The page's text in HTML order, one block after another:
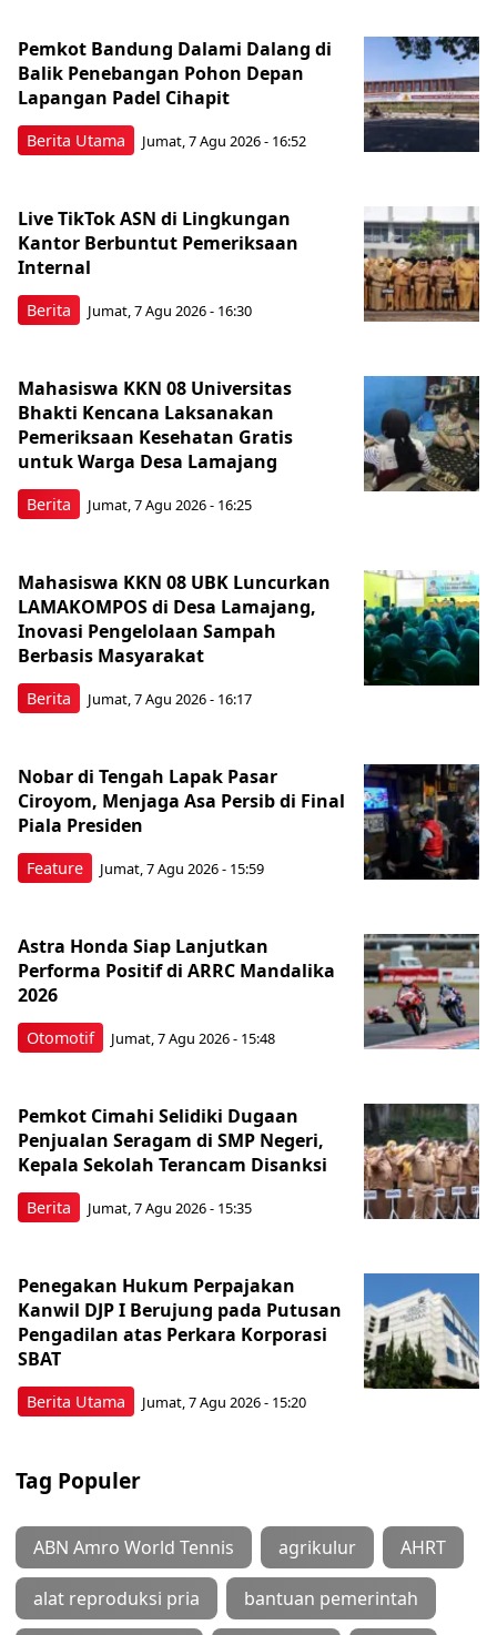
Berita Utama
Pemkot Bandung Dalami Dalang di
Balik Penebangan Pohon Depan
Lapangan Padel Cihapit
Jumat, 7 Agu 2026 - 16:52
Berita
Live TikTok ASN di Lingkungan
Kantor Berbuntut Pemeriksaan
Internal
Jumat, 7 Agu 2026 - 16:30
Berita
Mahasiswa KKN 08 Universitas
Bhakti Kencana Laksanakan
Pemeriksaan Kesehatan Gratis
untuk Warga Desa Lamajang
Jumat, 7 Agu 2026 - 16:25
Berita
Mahasiswa KKN 08 UBK Luncurkan
LAMAKOMPOS di Desa Lamajang,
Inovasi Pengelolaan Sampah
Berbasis Masyarakat
Jumat, 7 Agu 2026 - 16:17
Feature
Nobar di Tengah Lapak Pasar
Ciroyom, Menjaga Asa Persib di Final
Piala Presiden
Jumat, 7 Agu 2026 - 15:59
Otomotif
Astra Honda Siap Lanjutkan
Performa Positif di ARRC Mandalika
2026
Jumat, 7 Agu 2026 - 15:48
Berita
Pemkot Cimahi Selidiki Dugaan
Penjualan Seragam di SMP Negeri,
Kepala Sekolah Terancam Disanksi
Jumat, 7 Agu 2026 - 15:35
Berita Utama
Penegakan Hukum Perpajakan
Kanwil DJP I Berujung pada Putusan
Pengadilan atas Perkara Korporasi
SBAT
Jumat, 7 Agu 2026 - 15:20
Tag Populer
ABN Amro World Tennis agrikulur AHRT
alat reproduksi pria bantuan pemerintah